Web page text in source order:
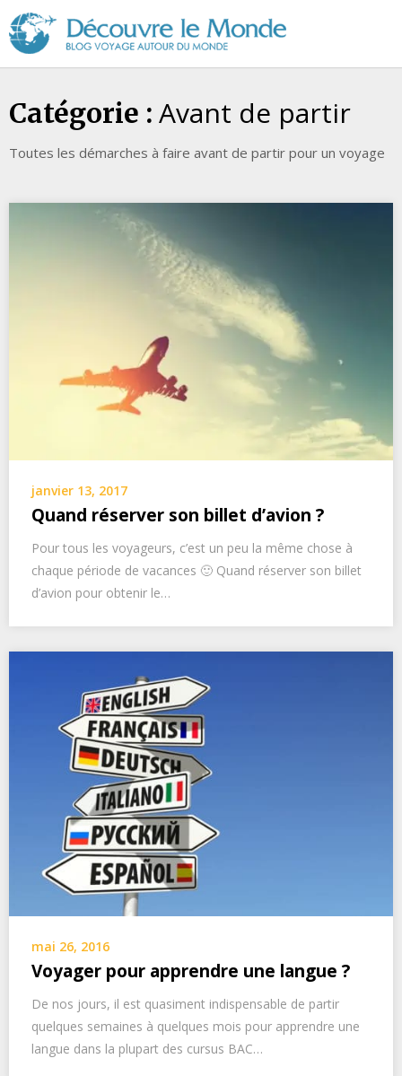
Monde
Catégorie : Avant de partir
Toutes les démarches à faire avant de partir pour un voyage
janvier 13, 2017
Quand réserver son billet d’avion ?
Pour tous les voyageurs, c’est un peu la même chose à
chaque période de vacances 🙂 Quand réserver son billet
d’avion pour obtenir le…
mai 26, 2016
Voyager pour apprendre une langue ?
De nos jours, il est quasiment indispensable de partir
quelques semaines à quelques mois pour apprendre une
langue dans la plupart des cursus BAC…